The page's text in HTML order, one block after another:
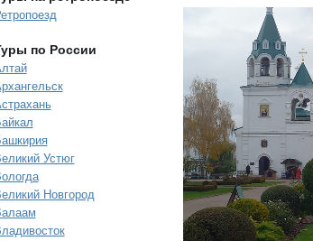
по России
Устюг
Новгород